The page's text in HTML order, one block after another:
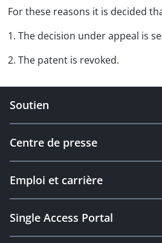
For these reasons it is decided
1. The decision under appeal is
2. The patent is revoked.
Soutien
Centre de presse
Emploi et carrière
Single Access Portal